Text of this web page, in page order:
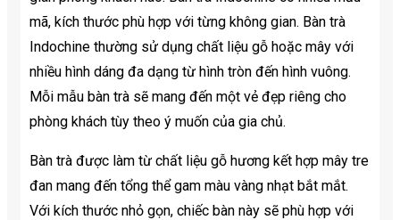
mã, kích thước phù hợp với từng không gian. Bàn trà
Indochine thường sử dụng chất liệu gỗ hoặc mây với
nhiều hình dáng đa dạng từ hình tròn đến hình vuông.
Mỗi mẫu bàn trà sẽ mang đến một vẻ đẹp riêng cho
phòng khách tùy theo ý muốn của gia chủ.
Bàn trà được làm từ chất liệu gỗ hương kết hợp mây tre
đan mang đến tổng thể gam màu vàng nhạt bắt mắt.
Với kích thước nhỏ gọn, chiếc bàn này sẽ phù hợp với